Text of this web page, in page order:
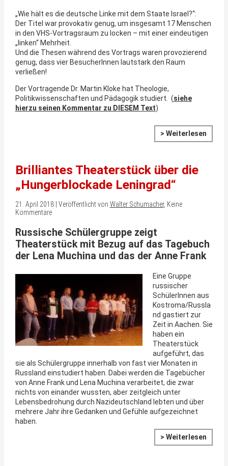
„Wie hält es die deutsche Linke mit dem Staate Israel?“:
Der Titel war provokativ genug, um insgesamt 17 Menschen
in den VHS-Vortragsraum zu locken – mit einer eindeutigen
„linken“ Mehrheit.
Und die Thesen während des Vortrags waren provozierend
genug, dass vier BesucherInnen lautstark den Raum
verließen!
Der Vortragende Dr. Martin Kloke hat Theologie,
Politikwissenschaften und Pädagogik studiert. (siehe
hierzu seinen Kommentar zu DIESEM Text)
> Weiterlesen
Brilliantes Theaterstück über die
„Hungerblockade Leningrad“
21. April 2018 | Veröffentlicht von Walter Schumacher, Keine
Kommentare
Russische Schülergruppe zeigt
Theaterstück mit Bezug auf das Tagebuch
der Lena Muchina und das der Anne Frank
Eine Gruppe
russischer
SchülerInnen aus
Kostroma/Russla
nd gastiert zur
Zeit in Aachen. Sie
haben ein
Theaterstück
aufgeführt, das
sie als Schülergruppe innerhalb von fast vier Monaten in
Russland einstudiert haben. Dabei werden die Tagebücher
von Anne Frank und Lena Muchina verarbeitet, die zwar
nichts von einander wussten, aber zeitgleich unter
Lebensbedrohung durch Nazideutschland lebten und über
mehrere Jahr ihre Gedanken und Gefühle aufgezeichnet
haben.
> Weiterlesen